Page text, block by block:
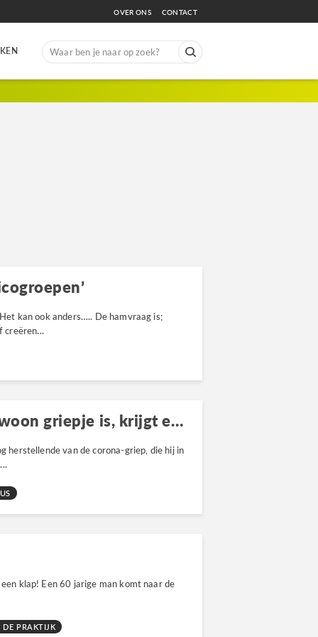
OVER ONS CONTACT
Search
kan ook anders….. De hamvraag is;
creëren...
Wie zegt dat corona een gewoon griepje is, krijgt een klap!
herstellende van de corona-griep, die hij in
klap! Een 60 jarige man komt naar de
DE PRAKTIJK